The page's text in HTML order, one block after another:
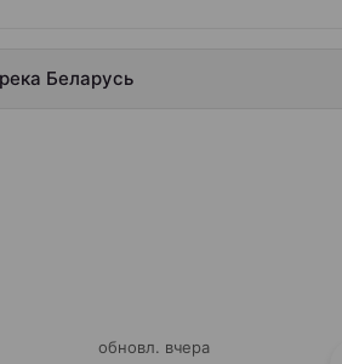
Беларусь
обновл. вчера